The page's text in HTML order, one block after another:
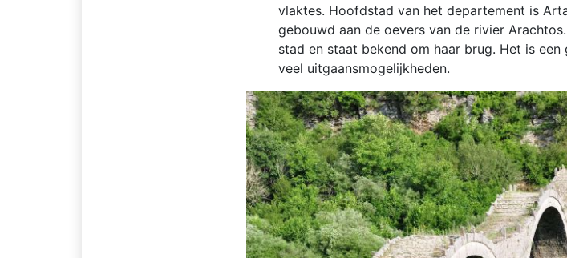
vlaktes. Hoofdstad van het departement is
gebouwd aan de oevers van de rivier
stad en staat bekend om haar brug. Het is
veel uitgaansmogelijkheden.